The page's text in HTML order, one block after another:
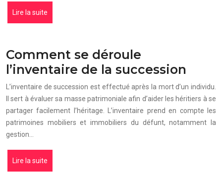
Lire la suite
Comment se déroule
l’inventaire de la succession
L’inventaire de succession est effectué après la mort d’un individu.
Il sert à évaluer sa masse patrimoniale afin d’aider les héritiers à se
partager facilement l’héritage. L’inventaire prend en compte les
patrimoines mobiliers et immobiliers du défunt, notamment la
gestion…
Lire la suite